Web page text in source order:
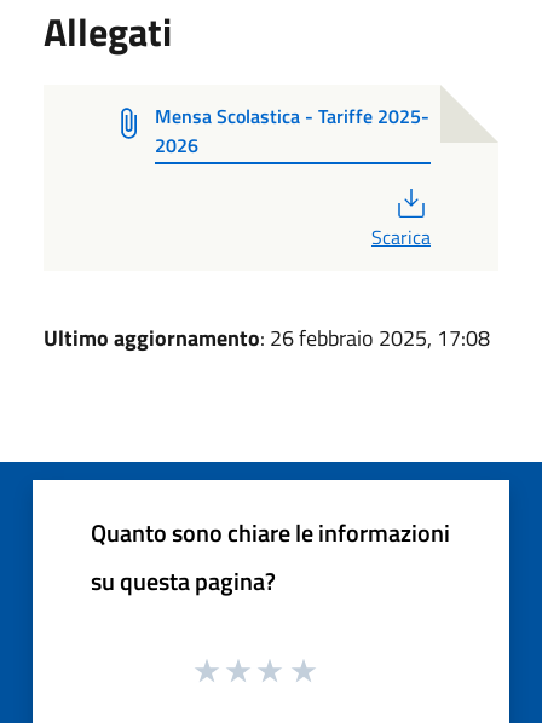
Allegati
Mensa Scolastica - Tariffe 2025-
2026
Scarica
Ultimo aggiornamento: 26 febbraio 2025, 17:08
Quanto sono chiare le informazioni
su questa pagina?